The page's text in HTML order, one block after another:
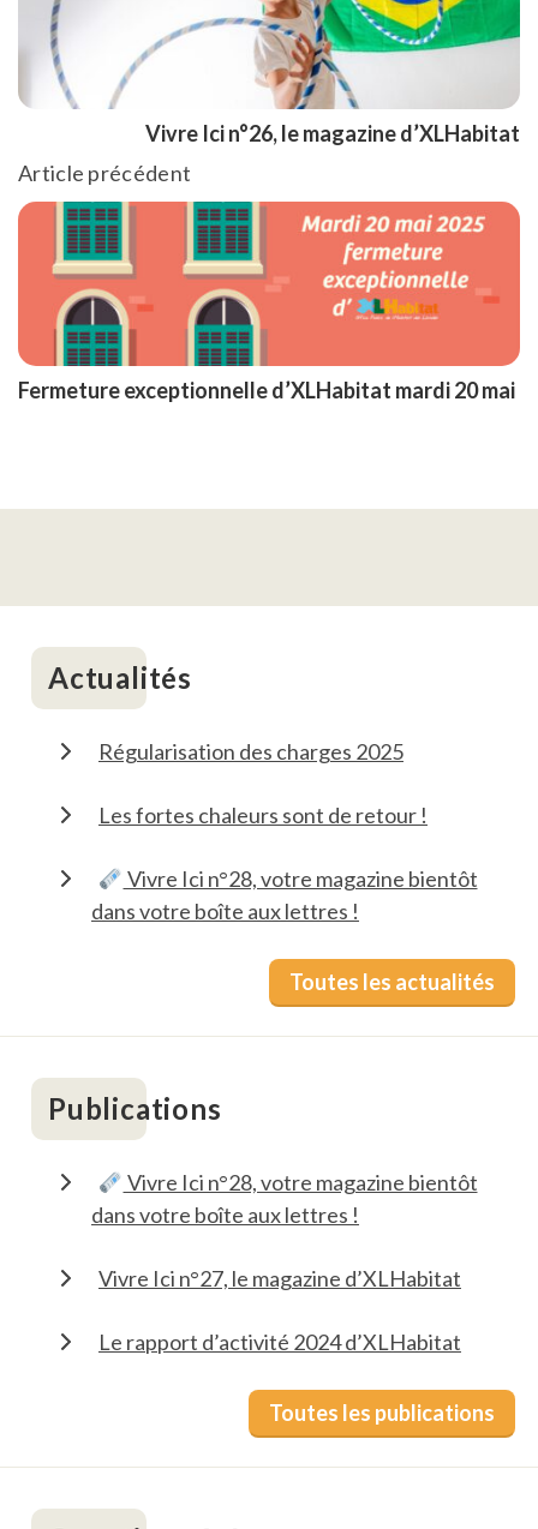
Article précédent
Fermeture exceptionnelle d’XLHabitat mardi 20 mai
Vivre Ici n°26, le magazine d’XLHabitat
Actualités
Régularisation des charges 2025
Les fortes chaleurs sont de retour !
Vivre Ici n°28, votre magazine bientôt
dans votre boîte aux lettres !
Toutes les actualités
Publications
Vivre Ici n°28, votre magazine bientôt
dans votre boîte aux lettres !
Vivre Ici n°27, le magazine d’XLHabitat
Le rapport d’activité 2024 d’XLHabitat
Toutes les publications